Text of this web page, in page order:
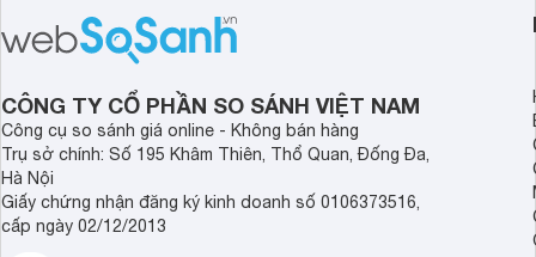
cận sản phẩm chính hãng.
tới cho người dùng
lượng với nhiều
CÔNG TY CỔ PHẦN SO SÁNH VIỆT NAM
Công cụ so sánh giá online - Không bán hàng
Trụ sở chính: Số 195 Khâm Thiên, Thổ Quan, Đống Đa,
Hà Nội
Giấy chứng nhận đăng ký kinh doanh số 0106373516,
cấp ngày 02/12/2013